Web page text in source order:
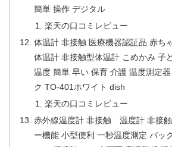
簡単 操作 デジタル
楽天の口コミレビュー
体温計 非接触 医療機器認証品 赤ち
体温計 非接触型体温計 こめかみ 子
温度 簡単 早い 保育 介護 温度測定
ク TO-401ホワイト dish
楽天の口コミレビュー
赤外線温度計 非接触 温度計 非接
ー機能 小型便利 一秒温度測定 バッ